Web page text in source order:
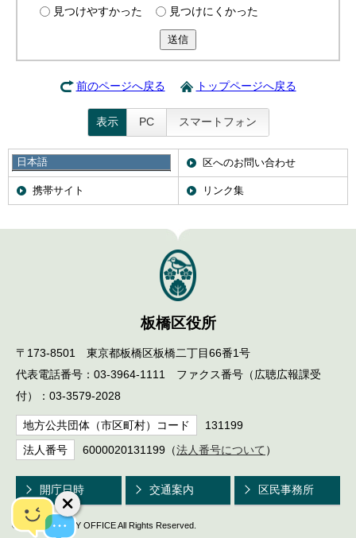
日本語
日本語
English
한국어
見つけやすかった
見つけにくかった
送信
前のページへ戻る トップページへ戻る
表示 PC スマートフォン
このサイトについて 区へのお問い合わせ
携帯サイト リンク集
板橋区役所
〒173-8501 東京都板橋区板橋二丁目66番1号
代表電話番号：03-3964-1111 ファクス番号（広聴広報課受
付）：03-3579-2028
地方公共団体（市区町村）コード 131199
法人番号 6000020131199（法人番号について ）
開庁日時 交通案内 区民事務所
© ITABASHI CITY OFFICE All Rights Reserved.